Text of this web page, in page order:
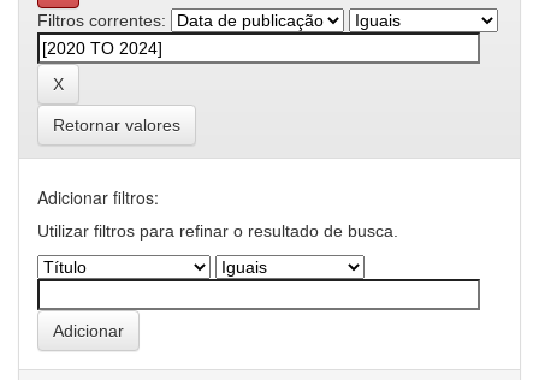
Filtros correntes:
Retornar valores
Adicionar filtros:
Utilizar filtros para refinar o resultado de busca.